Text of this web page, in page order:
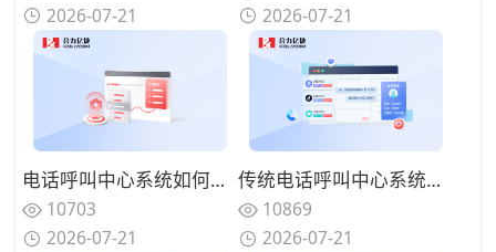
2026-07-21
2026-07-21
电话呼叫中心系统如何实现来电智能分配？路由策略优化坐席资源调配
10703
2026-07-21
传统电话呼叫中心系统面临哪些挑战？数字化转型的迫切性与路径
10869
2026-07-21